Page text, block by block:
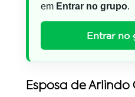
em Entrar no grupo.
Entrar no
Esposa de